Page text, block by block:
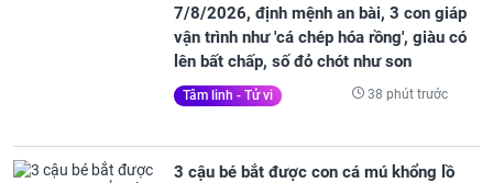
7/8/2026, định mệnh an bài, 3 con giáp
vận trình như 'cá chép hóa rồng', giàu có
lên bất chấp, số đỏ chót như son
Tâm linh - Tử vi 38 phút trước
3 cậu bé bắt được con cá mú khổng lồ